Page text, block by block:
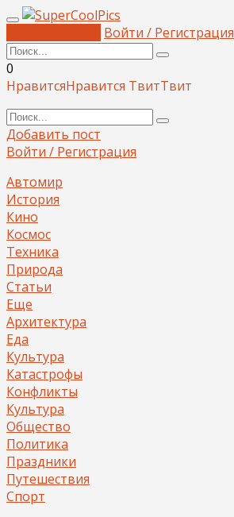
Войти / Регистрация
0
НравитсяНравится ТвитТвит
Добавить пост
Войти / Регистрация
Автомир
История
Кино
Космос
Техника
Природа
Статьи
Еще
Архитектура
Еда
Культура
Катастрофы
Конфликты
Культура
Общество
Политика
Праздники
Путешествия
Спорт